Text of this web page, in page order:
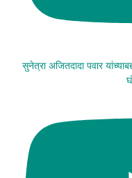
सुनेत्रा अजितदादा पवार